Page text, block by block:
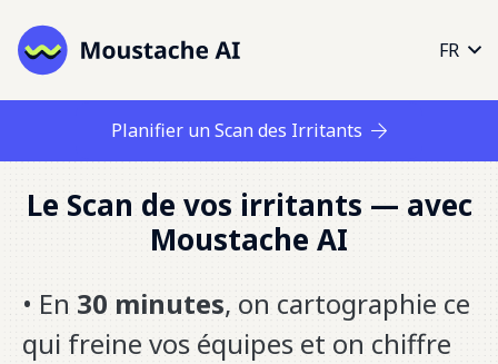
FR
Planifier un Scan des Irritants
Le Scan de vos irritants — avec
Moustache AI
• En 30 minutes, on cartographie ce
qui freine vos équipes et on chiffre